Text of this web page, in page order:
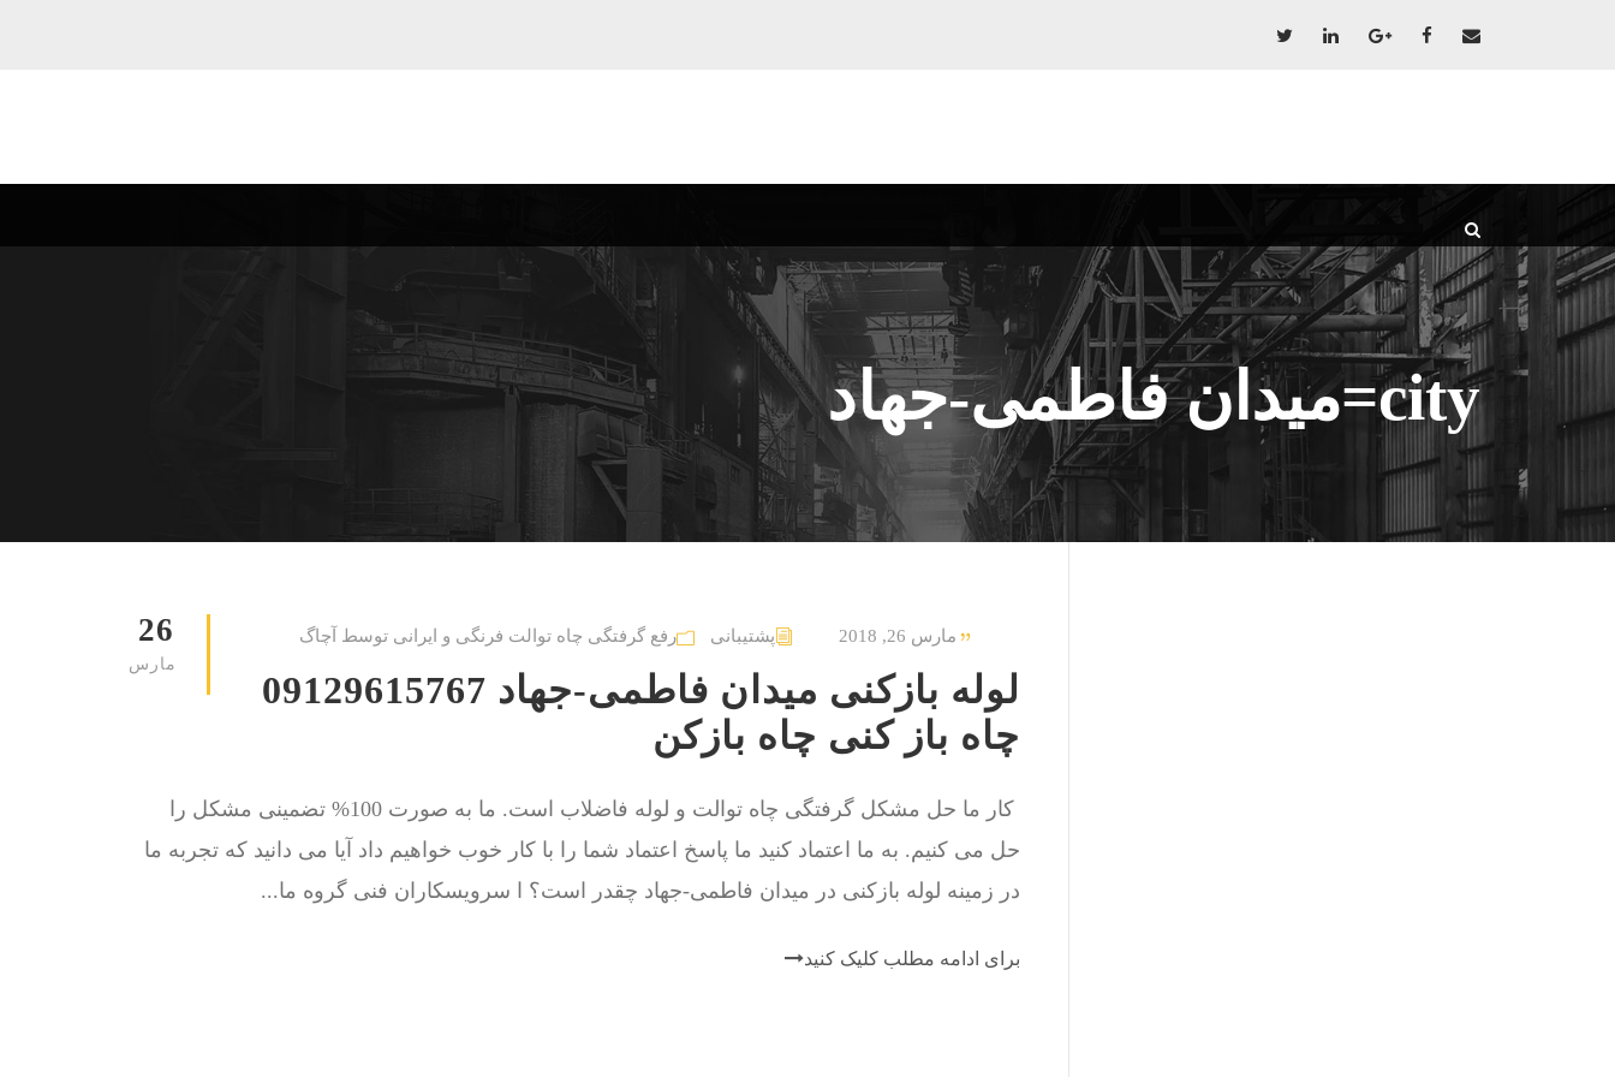
city=میدان فاطمی-جهاد
26
مارس
مارس 26, 2018 پشتیبانی رفع گرفتگی چاه توالت فرنگی و ایرانی توسط آچاگ
لوله بازکنی میدان فاطمی-جهاد 09129615767
چاه باز کنی چاه بازکن
کار ما حل مشکل گرفتگی چاه توالت و لوله فاضلاب است. ما به صورت 100% تضمینی مشکل را
حل می کنیم. به ما اعتماد کنید ما پاسخ اعتماد شما را با کار خوب خواهیم داد آیا می دانید که تجربه ما
در زمینه لوله بازکنی در میدان فاطمی-جهاد چقدر است؟ ا سرویسکاران فنی گروه ما...
برای ادامه مطلب کلیک کنید